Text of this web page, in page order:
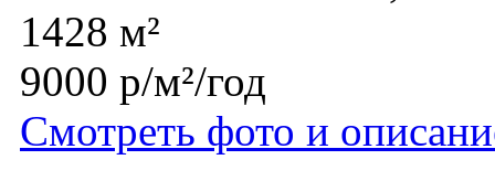
1428 м²
9000 р/м²/год
Смотреть фото и